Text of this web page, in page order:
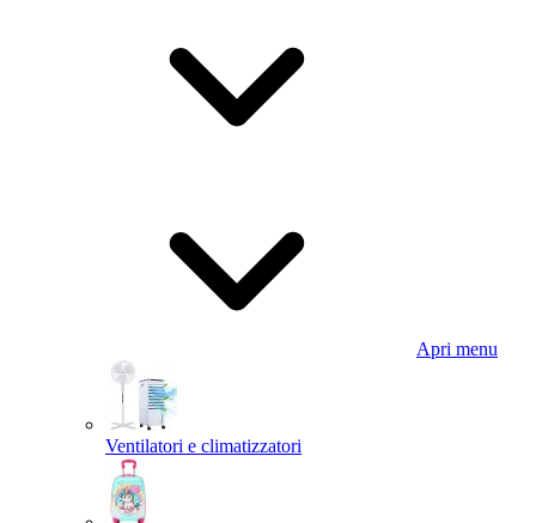
Apri menu
Ventilatori e climatizzatori